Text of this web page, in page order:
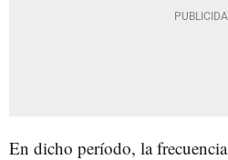
En dicho período, la